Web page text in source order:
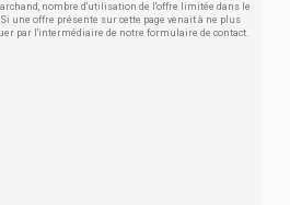
nombre d'utilisation de l'offre limitée dans le
une offre présente sur cette page venait à ne plus
par l'intermédiaire de notre formulaire de contact.